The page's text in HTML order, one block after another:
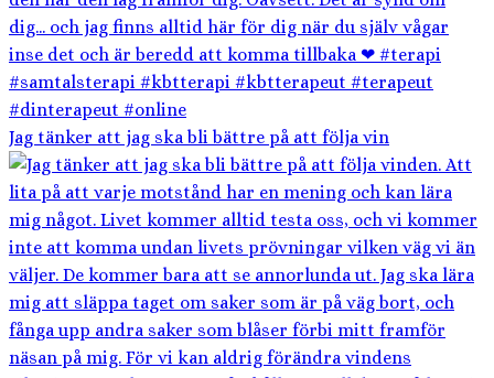
Jag tänker att jag ska bli bättre på att följa vin